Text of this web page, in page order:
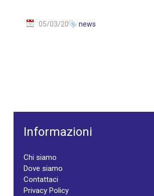
05/03/20 news
Informazioni
Chi siamo
Dove siamo
Contattaci
Privacy Policy